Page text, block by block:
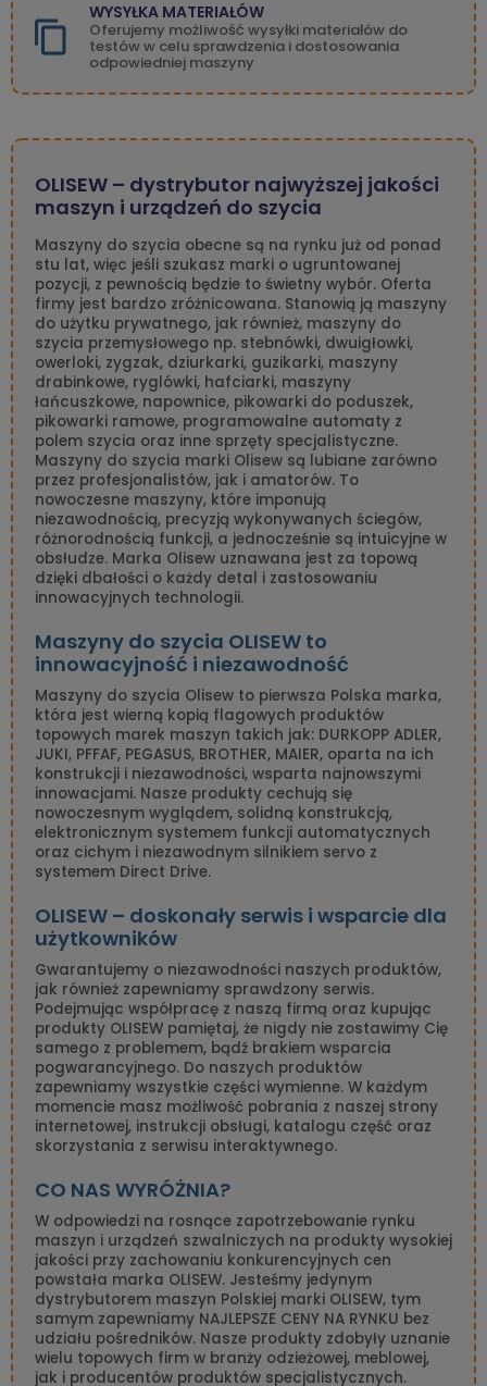
WYSYŁKA MATERIAŁÓW
Oferujemy możliwość wysyłki materiałów do
testów w celu sprawdzenia i dostosowania
odpowiedniej maszyny
OLISEW – dystrybutor najwyższej jakości
maszyn i urządzeń do szycia
Maszyny do szycia obecne są na rynku już od ponad
stu lat, więc jeśli szukasz marki o ugruntowanej
pozycji, z pewnością będzie to świetny wybór. Oferta
firmy jest bardzo zróżnicowana. Stanowią ją maszyny
do użytku prywatnego, jak również, maszyny do
szycia przemysłowego np. stebnówki, dwuigłowki,
owerloki, zygzak, dziurkarki, guzikarki, maszyny
drabinkowe, ryglówki, hafciarki, maszyny
łańcuszkowe, napownice, pikowarki do poduszek,
pikowarki ramowe, programowalne automaty z
polem szycia oraz inne sprzęty specjalistyczne.
Maszyny do szycia marki Olisew są lubiane zarówno
przez profesjonalistów, jak i amatorów. To
nowoczesne maszyny, które imponują
niezawodnością, precyzją wykonywanych ściegów,
różnorodnością funkcji, a jednocześnie są intuicyjne w
obsłudze. Marka Olisew uznawana jest za topową
dzięki dbałości o każdy detal i zastosowaniu
innowacyjnych technologii.
Maszyny do szycia OLISEW to
innowacyjność i niezawodność
Maszyny do szycia Olisew to pierwsza Polska marka,
która jest wierną kopią flagowych produktów
topowych marek maszyn takich jak: DURKOPP ADLER,
JUKI, PFFAF, PEGASUS, BROTHER, MAIER, oparta na ich
konstrukcji i niezawodności, wsparta najnowszymi
innowacjami. Nasze produkty cechują się
nowoczesnym wyglądem, solidną konstrukcją,
elektronicznym systemem funkcji automatycznych
oraz cichym i niezawodnym silnikiem servo z
systemem Direct Drive.
OLISEW – doskonały serwis i wsparcie dla
użytkowników
Gwarantujemy o niezawodności naszych produktów,
jak również zapewniamy sprawdzony serwis.
Podejmując współpracę z naszą firmą oraz kupując
produkty OLISEW pamiętaj, że nigdy nie zostawimy Cię
samego z problemem, bądź brakiem wsparcia
pogwarancyjnego. Do naszych produktów
zapewniamy wszystkie części wymienne. W każdym
momencie masz możliwość pobrania z naszej strony
internetowej, instrukcji obsługi, katalogu część oraz
skorzystania z serwisu interaktywnego.
CO NAS WYRÓŻNIA?
W odpowiedzi na rosnące zapotrzebowanie rynku
maszyn i urządzeń szwalniczych na produkty wysokiej
jakości przy zachowaniu konkurencyjnych cen
powstała marka OLISEW. Jesteśmy jedynym
dystrybutorem maszyn Polskiej marki OLISEW, tym
samym zapewniamy NAJLEPSZE CENY NA RYNKU bez
udziału pośredników. Nasze produkty zdobyły uznanie
wielu topowych firm w branży odzieżowej, meblowej,
jak i producentów produktów specjalistycznych.